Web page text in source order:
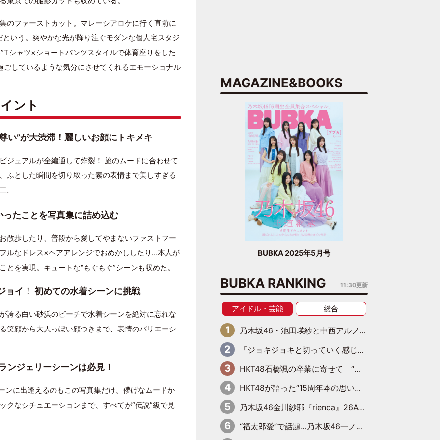
のファーストカット。マレーシアロケに行く直前に
いう。爽やかな光が降り注ぐモダンな個人宅スタジ
シャツ×ショートパンツスタイルで体育座りをした
しているような気分にさせてくれるエモーショナル
ント
い”が大渋滞！麗しいお顔にトキメキ
ジュアルが全編通して炸裂！ 旅のムードに合わせて
ふとした瞬間を切り取った素の表情まで美しすぎる
。
ったことを写真集に詰め込む
散歩したり、普段から愛してやまないファストフー
ルなドレス×ヘアアレンジでおめかししたり…本人が
を実現。キュートな“もぐもぐ”シーンも収めた。
ョイ！ 初めての水着シーンに挑戦
誇る白い砂浜のビーチで水着シーンを絶対に忘れな
笑顔から大人っぽい顔つきまで、表情のバリエーシ
ンジェリーシーンは必見！
ンに出逢えるのもこの写真集だけ。儚げなムードか
クなシチュエーションまで、すべてが“伝説”級で見
MAGAZINE&BOOKS
BUBKA 2025年5月号
BUBKA RANKING 11:30更新
アイドル・芸能 総合
乃木坂46・池田瑛紗と中西アルノが「真冬のかき氷」騒動で火花散らす！ 因縁の裏にあるのは、逆境をともに“凌”ぐ似た者同士の絆
「ジョキジョキと切っていく感じ」STU48中村舞、新しい挑戦は自らの手で
HKT48石橋颯の卒業に寄せて “いぶくる”の絆と後輩・龍頭綺音の決意
HKT48が語った“15周年本の思い出” 大食い特訓・守護霊企画・制服グラビア…盛りだくさんの裏話
乃木坂46金川紗耶『rienda』26AW LOOKモデルに就任
“福太郎愛”で話題…乃木坂46一ノ瀬美空、地元福岡『めんべい25周年トップサポーター』に就任